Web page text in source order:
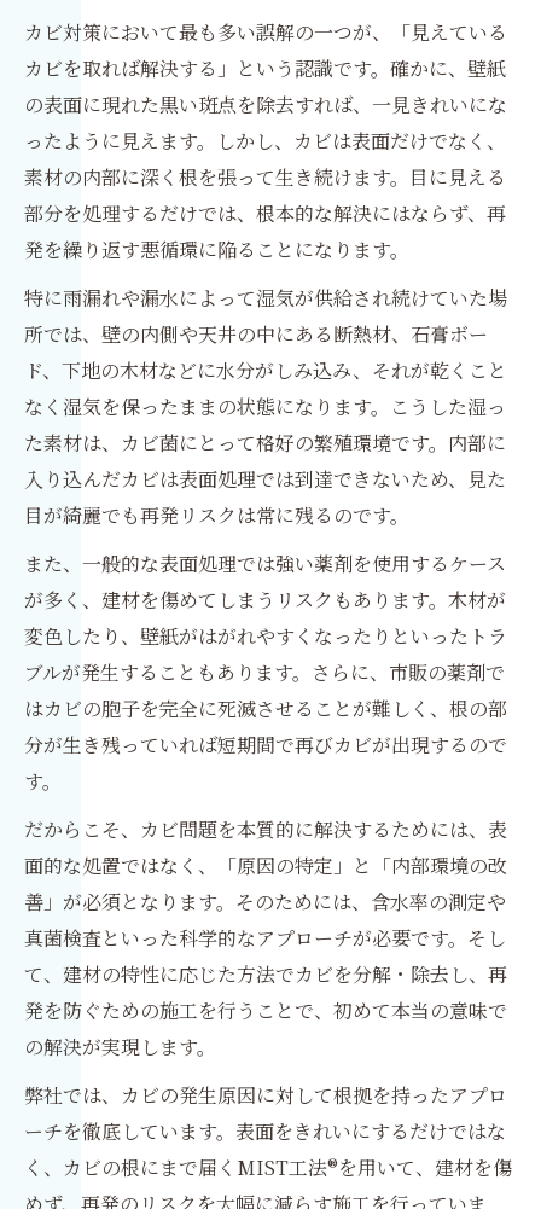
カビ対策において最も多い誤解の一つが、「見えている
カビを取れば解決する」という認識です。確かに、壁紙
の表面に現れた黒い斑点を除去すれば、一見きれいにな
ったように見えます。しかし、カビは表面だけでなく、
素材の内部に深く根を張って生き続けます。目に見える
部分を処理するだけでは、根本的な解決にはならず、再
発を繰り返す悪循環に陥ることになります。
特に雨漏れや漏水によって湿気が供給され続けていた場
所では、壁の内側や天井の中にある断熱材、石膏ボー
ド、下地の木材などに水分がしみ込み、それが乾くこと
なく湿気を保ったままの状態になります。こうした湿っ
た素材は、カビ菌にとって格好の繁殖環境です。内部に
入り込んだカビは表面処理では到達できないため、見た
目が綺麗でも再発リスクは常に残るのです。
また、一般的な表面処理では強い薬剤を使用するケース
が多く、建材を傷めてしまうリスクもあります。木材が
変色したり、壁紙がはがれやすくなったりといったトラ
ブルが発生することもあります。さらに、市販の薬剤で
はカビの胞子を完全に死滅させることが難しく、根の部
分が生き残っていれば短期間で再びカビが出現するので
す。
だからこそ、カビ問題を本質的に解決するためには、表
面的な処置ではなく、「原因の特定」と「内部環境の改
善」が必須となります。そのためには、含水率の測定や
真菌検査といった科学的なアプローチが必要です。そし
て、建材の特性に応じた方法でカビを分解・除去し、再
発を防ぐための施工を行うことで、初めて本当の意味で
の解決が実現します。
弊社では、カビの発生原因に対して根拠を持ったアプロ
ーチを徹底しています。表面をきれいにするだけではな
く、カビの根にまで届くMIST工法®を用いて、建材を傷